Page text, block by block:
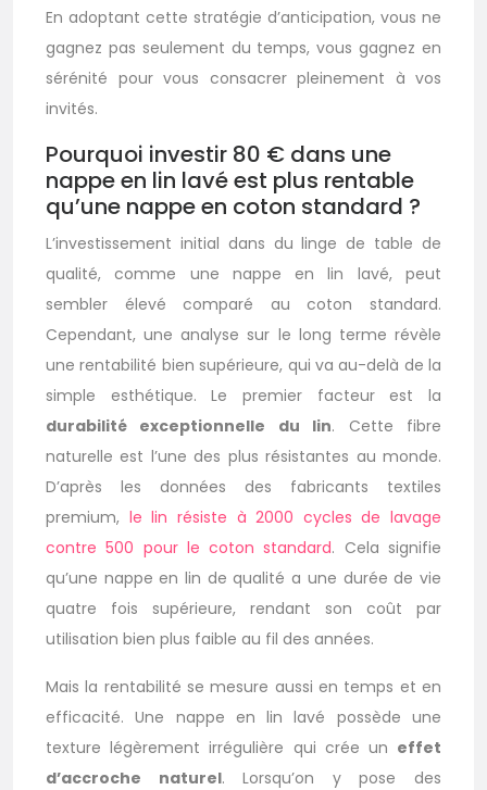
En adoptant cette stratégie d’anticipation, vous ne
gagnez pas seulement du temps, vous gagnez en
sérénité pour vous consacrer pleinement à vos
invités.
Pourquoi investir 80 € dans une
nappe en lin lavé est plus rentable
qu’une nappe en coton standard ?
L’investissement initial dans du linge de table de
qualité, comme une nappe en lin lavé, peut
sembler élevé comparé au coton standard.
Cependant, une analyse sur le long terme révèle
une rentabilité bien supérieure, qui va au-delà de la
simple esthétique. Le premier facteur est la
durabilité exceptionnelle du lin. Cette fibre
naturelle est l’une des plus résistantes au monde.
D’après les données des fabricants textiles
premium, le lin résiste à 2000 cycles de lavage
contre 500 pour le coton standard. Cela signifie
qu’une nappe en lin de qualité a une durée de vie
quatre fois supérieure, rendant son coût par
utilisation bien plus faible au fil des années.
Mais la rentabilité se mesure aussi en temps et en
efficacité. Une nappe en lin lavé possède une
texture légèrement irrégulière qui crée un effet
d’accroche naturel. Lorsqu’on y pose des